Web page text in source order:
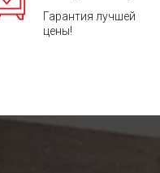
Гарантия лучшей
цены!